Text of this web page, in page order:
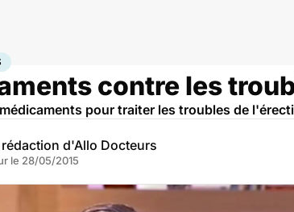
contre les
pour traiter les troubles de
rédaction d'Allo Docteurs
le 28/05/2015